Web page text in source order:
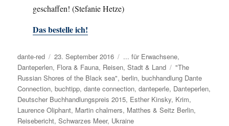
geschaffen! (Stefanie Hetze)
Das bestelle ich!
Autor
dante-red
Veröffentlicht
am
23. September 2016 Kategorien
... für Erwachsene,
Danteperlen, Flora & Fauna, Reisen,Stadt & Land Schlagwörter
"The
Russian Shores of the Black sea",berlin,buchhandlung Dante
Connection,buchtipp,dante connection,danteperle, Danteperlen,
Deutscher Buchhandlungspreis 2015, Esther Kinsky, Krim,
Laurence Oliphant, Martin chalmers, Matthes & Seitz Berlin,
Reisebericht,Schwarzes Meer, Ukraine